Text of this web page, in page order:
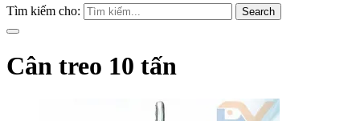
Tìm kiếm cho: Search
Cân treo 10 tấn